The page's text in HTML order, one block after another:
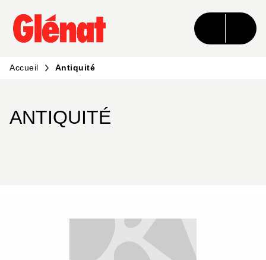
MENU RECHERCHE CONTENU
PIED DE PAGE
Accueil Antiquité
ANTIQUITÉ